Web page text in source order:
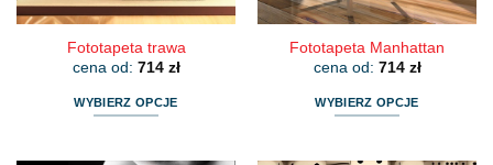
produktu
produktu
Fototapeta trawa
cena od: 714 zł
WYBIERZ OPCJE
Fototapeta Manhattan
cena od: 714 zł
WYBIERZ OPCJE